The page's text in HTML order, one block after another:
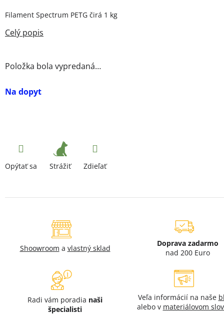
Na dopyt
Položka bola vypredaná…
Filament Spectrum PETG čirá 1 kg
Opýtať sa Strážiť Zdieľať
Shoowroom a vlastný sklad
Doprava zadarmo
nad 200 Euro
Radi vám poradia naši
špecialisti
Veľa informácií na naše
alebo v materiálovom